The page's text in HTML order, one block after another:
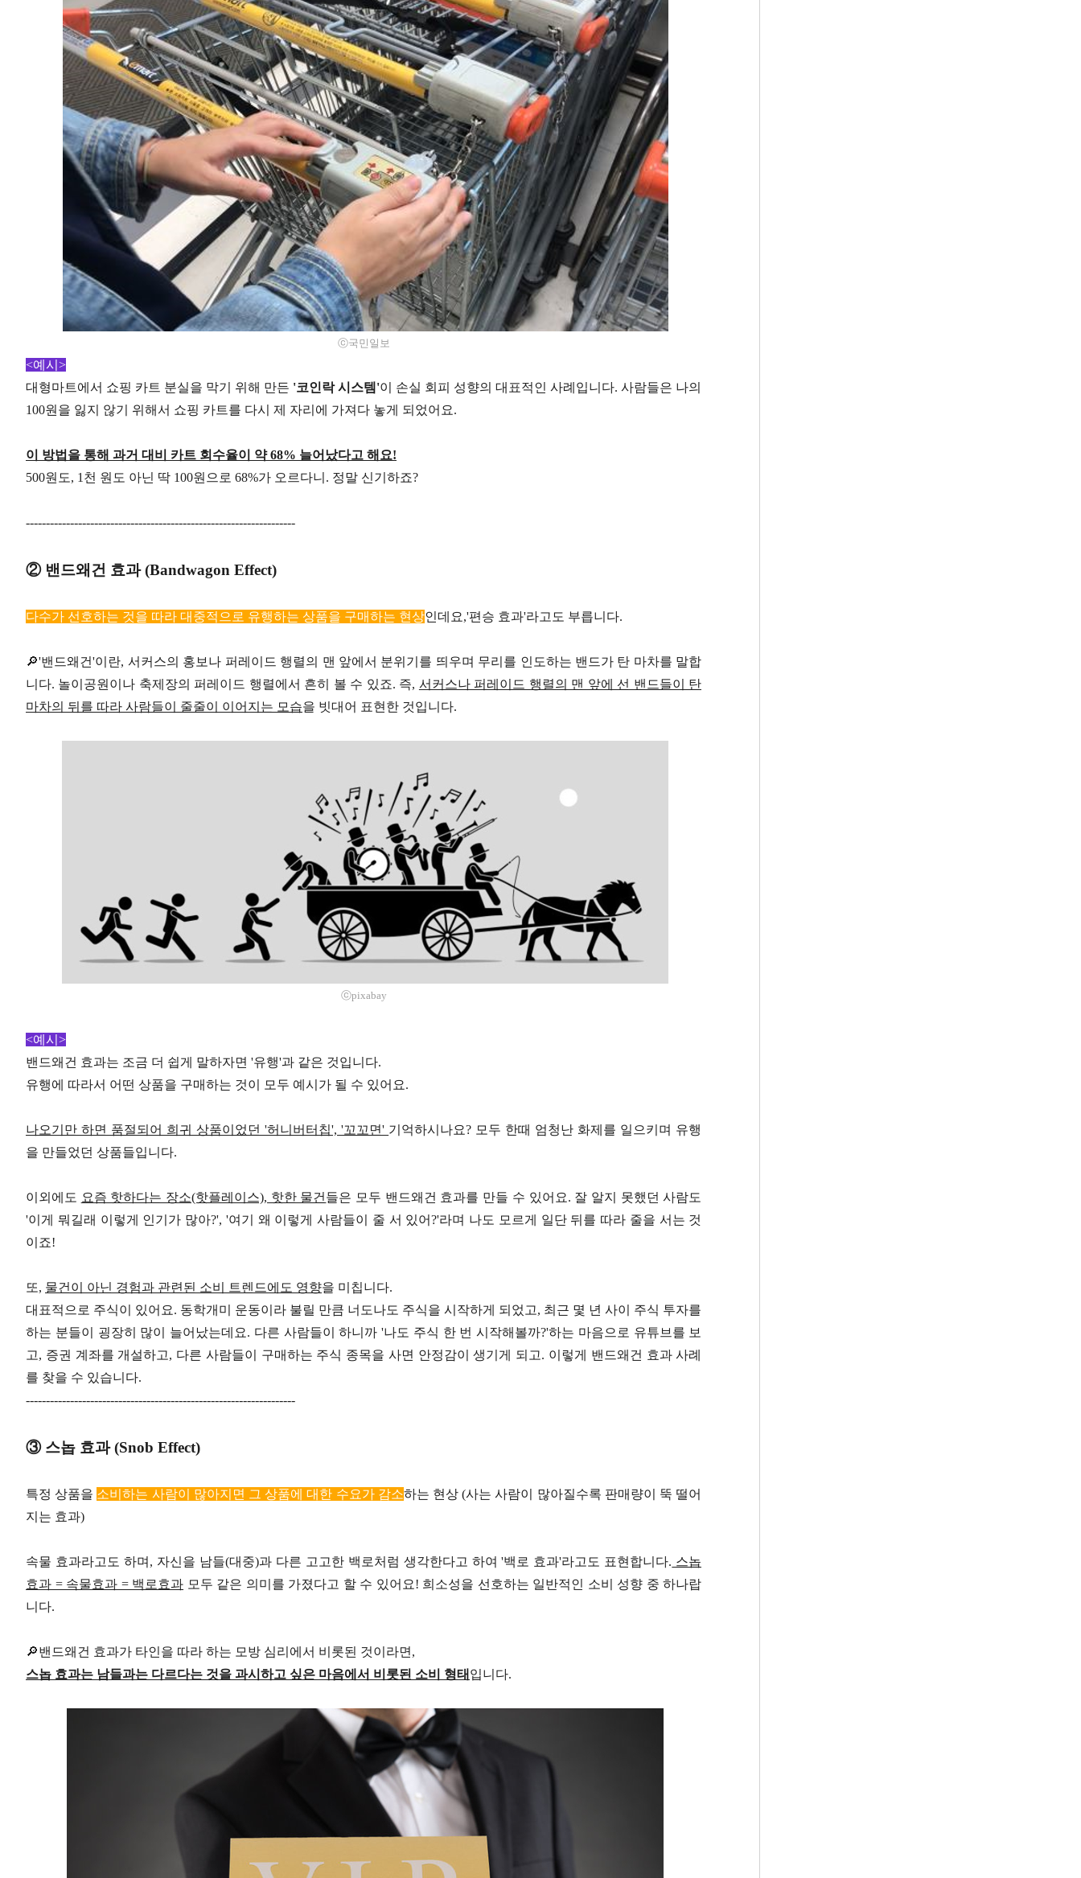
ⓒ국민일보
<예시>
대형마트에서 쇼핑 카트 분실을 막기 위해 만든 '코인락 시스템'이 손실 회피 성향의 대표적인 사례입니다. 사람들은 나의
100원을 잃지 않기 위해서 쇼핑 카트를 다시 제 자리에 가져다 놓게 되었어요.
이 방법을 통해 과거 대비 카트 회수율이 약 68% 늘어났다고 해요!
500원도, 1천 원도 아닌 딱 100원으로 68%가 오르다니. 정말 신기하죠?
-------------------------------------------------------------------
② 밴드왜건 효과 (Bandwagon Effect)
다수가 선호하는 것을 따라 대중적으로 유행하는 상품을 구매하는 현상인데요,'편승 효과'라고도 부릅니다.
🔎'밴드왜건'이란, 서커스의 홍보나 퍼레이드 행렬의 맨 앞에서 분위기를 띄우며 무리를 인도하는 밴드가 탄 마차를 말합
니다. 놀이공원이나 축제장의 퍼레이드 행렬에서 흔히 볼 수 있죠. 즉, 서커스나 퍼레이드 행렬의 맨 앞에 선 밴드들이 탄
마차의 뒤를 따라 사람들이 줄줄이 이어지는 모습을 빗대어 표현한 것입니다.
ⓒpixabay
<예시>
밴드왜건 효과는 조금 더 쉽게 말하자면 '유행'과 같은 것입니다.
유행에 따라서 어떤 상품을 구매하는 것이 모두 예시가 될 수 있어요.
나오기만 하면 품절되어 희귀 상품이었던 '허니버터칩', '꼬꼬면' 기억하시나요? 모두 한때 엄청난 화제를 일으키며 유행
을 만들었던 상품들입니다.
이외에도 요즘 핫하다는 장소(핫플레이스), 핫한 물건들은 모두 밴드왜건 효과를 만들 수 있어요. 잘 알지 못했던 사람도
'이게 뭐길래 이렇게 인기가 많아?', '여기 왜 이렇게 사람들이 줄 서 있어?'라며 나도 모르게 일단 뒤를 따라 줄을 서는 것
이죠!
또, 물건이 아닌 경험과 관련된 소비 트렌드에도 영향을 미칩니다.
대표적으로 주식이 있어요. 동학개미 운동이라 불릴 만큼 너도나도 주식을 시작하게 되었고, 최근 몇 년 사이 주식 투자를
하는 분들이 굉장히 많이 늘어났는데요. 다른 사람들이 하니까 '나도 주식 한 번 시작해볼까?'하는 마음으로 유튜브를 보
고, 증권 계좌를 개설하고, 다른 사람들이 구매하는 주식 종목을 사면 안정감이 생기게 되고. 이렇게 밴드왜건 효과 사례
를 찾을 수 있습니다.
-------------------------------------------------------------------
③ 스놉 효과 (Snob Effect)
특정 상품을 소비하는 사람이 많아지면 그 상품에 대한 수요가 감소하는 현상 (사는 사람이 많아질수록 판매량이 뚝 떨어
지는 효과)
속물 효과라고도 하며, 자신을 남들(대중)과 다른 고고한 백로처럼 생각한다고 하여 '백로 효과'라고도 표현합니다. 스놉
효과 = 속물효과 = 백로효과 모두 같은 의미를 가졌다고 할 수 있어요! 희소성을 선호하는 일반적인 소비 성향 중 하나랍
니다.
🔎밴드왜건 효과가 타인을 따라 하는 모방 심리에서 비롯된 것이라면,
스놉 효과는 남들과는 다르다는 것을 과시하고 싶은 마음에서 비롯된 소비 형태 입니다.